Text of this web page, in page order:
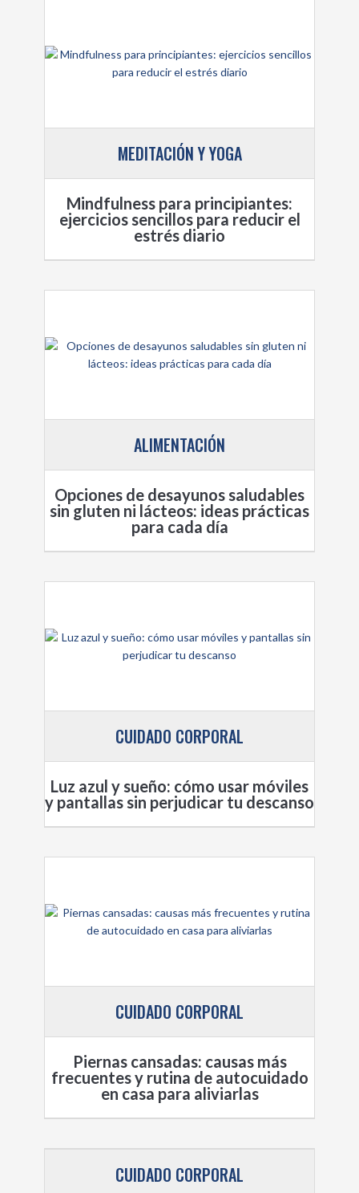
MEDITACIÓN Y YOGA
Mindfulness para principiantes:
ejercicios sencillos para reducir el
estrés diario
ALIMENTACIÓN
Opciones de desayunos saludables
sin gluten ni lácteos: ideas prácticas
para cada día
CUIDADO CORPORAL
Luz azul y sueño: cómo usar móviles
y pantallas sin perjudicar tu descanso
CUIDADO CORPORAL
Piernas cansadas: causas más
frecuentes y rutina de autocuidado
en casa para aliviarlas
CUIDADO CORPORAL